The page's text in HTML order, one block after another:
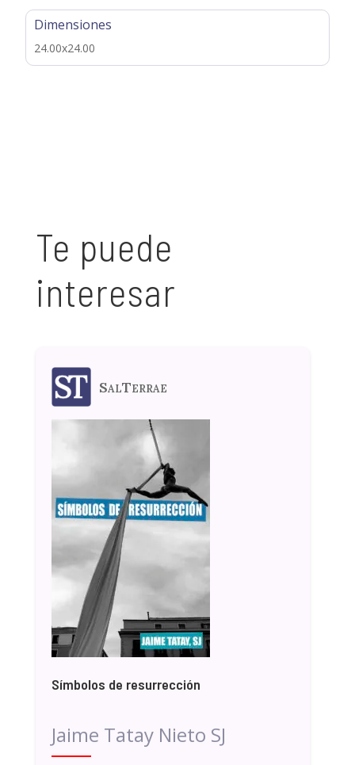
Dimensiones
24.00x24.00
Te puede
interesar
SalTerrae
Símbolos de resurrección
Jaime Tatay Nieto SJ